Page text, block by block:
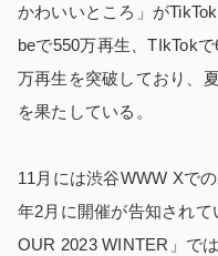
かわいいところ」が
beで550万再生、TIkTok
万再生を突破しており、
を果たしている。
11月には渋谷WWW Xで
年2月に開催が告知され
OUR 2023 WINTER」で